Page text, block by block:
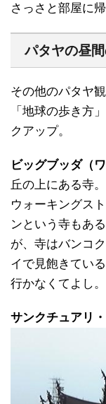
さっさと部屋に
パタヤの昼
その他のパタヤ
「地球の歩き方
クアップ。
ビッグブッダ（
丘の上にある寺。
ウォーキングス
ンという寺もある
が、寺はバンコ
イで見飽きている
行かなくてよし。
サンクチュアリ